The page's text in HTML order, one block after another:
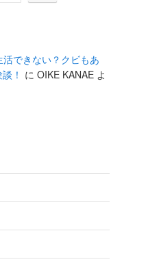
できない？クビもあ
！ に OIKE KANAE よ